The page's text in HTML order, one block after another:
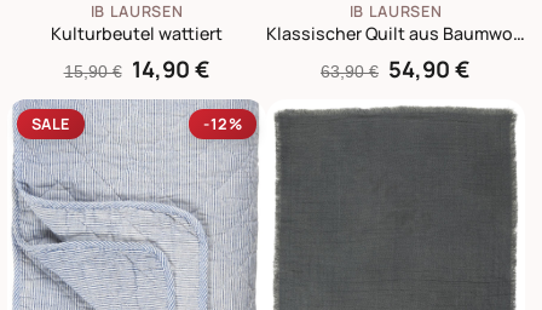
IB LAURSEN
Kulturbeutel wattiert
15,90 € 14,90 €
IB LAURSEN
Klassischer Quilt aus Baumwolle
63,90 € 54,90 €
SALE -12%